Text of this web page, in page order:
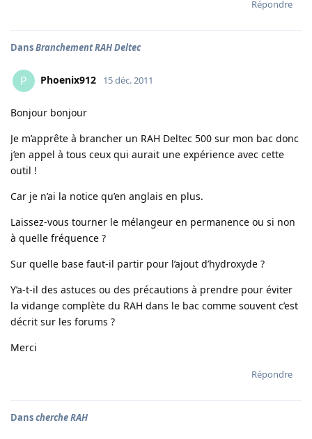
Répondre
DansBranchement RAH Deltec
P Phoenix912 15 déc. 2011
Bonjour bonjour
Je m’apprête à brancher un RAH Deltec 500 sur mon bac donc
j’en appel à tous ceux qui aurait une expérience avec cette
outil !
Car je n’ai la notice qu’en anglais en plus.
Laissez-vous tourner le mélangeur en permanence ou si non
à quelle fréquence ?
Sur quelle base faut-il partir pour l’ajout d’hydroxyde ?
Y’a-t-il des astuces ou des précautions à prendre pour éviter
la vidange complète du RAH dans le bac comme souvent c’est
décrit sur les forums ?
Merci
Répondre
Danscherche RAH